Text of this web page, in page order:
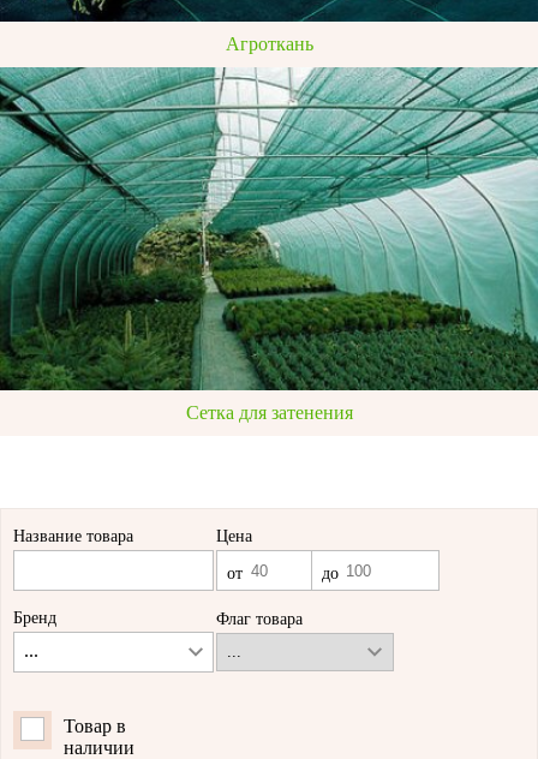
Агроткань
Сетка для затенения
Название товара Цена
Бренд
...
Флаг товара
Товар в
наличии